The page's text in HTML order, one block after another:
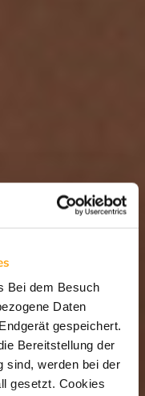
Bei dem Besuch
Daten
gespeichert.
Bereitstellung der
sind, werden bei der
gesetzt. Cookies